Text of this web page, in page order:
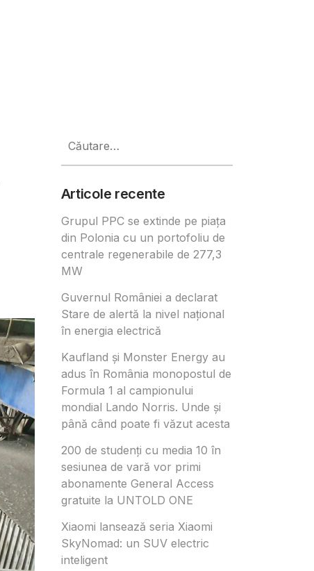
după:
Articole recente
Grupul PPC se extinde pe piața
din Polonia cu un portofoliu de
centrale regenerabile de 277,3
MW
Guvernul României a declarat
Stare de alertă la nivel național
în energia electrică
Kaufland și Monster Energy au
adus în România monopostul de
Formula 1 al campionului
mondial Lando Norris. Unde și
până când poate fi văzut acesta
200 de studenți cu media 10 în
sesiunea de vară vor primi
abonamente General Access
gratuite la UNTOLD ONE
Xiaomi lansează seria Xiaomi
SkyNomad: un SUV electric
inteligent